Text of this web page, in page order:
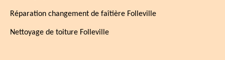
Réparation changement de faîtière Folleville
Nettoyage de toiture Folleville